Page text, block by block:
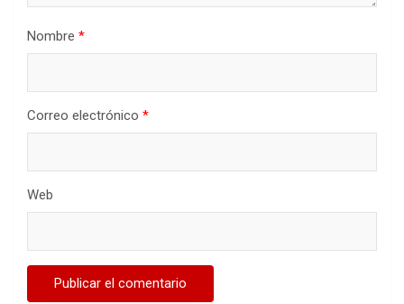
Nombre *
Correo electrónico *
Web